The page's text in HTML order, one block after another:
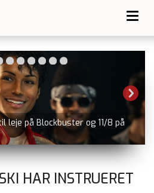
leje på Blockbuster og 11/8 på
HAR INSTRUERET